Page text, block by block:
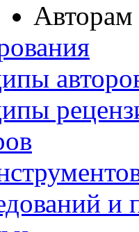
Авторам
и